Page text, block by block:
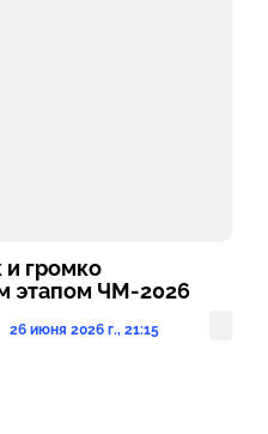
и громко
этапом ЧМ-2026
26 июня 2026 г., 21:15